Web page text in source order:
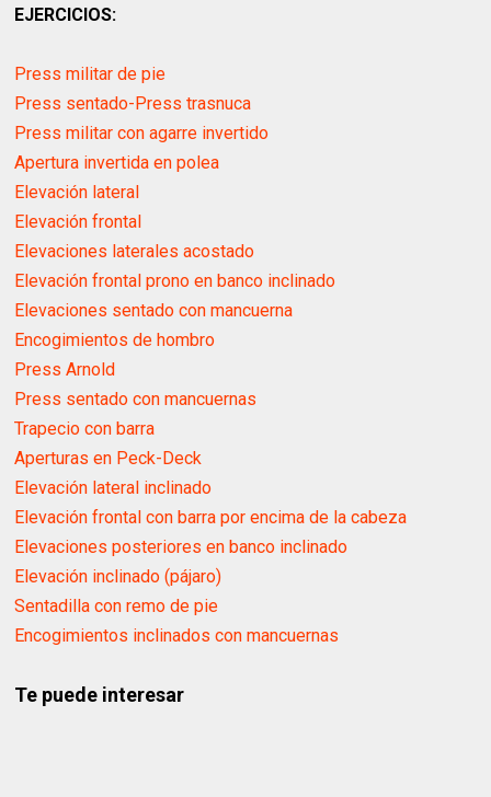
EJERCICIOS:
Press militar de pie
Press sentado-Press trasnuca
Press militar con agarre invertido
Apertura invertida en polea
Elevación lateral
Elevación frontal
Elevaciones laterales acostado
Elevación frontal prono en banco inclinado
Elevaciones sentado con mancuerna
Encogimientos de hombro
Press Arnold
Press sentado con mancuernas
Trapecio con barra
Aperturas en Peck-Deck
Elevación lateral inclinado
Elevación frontal con barra por encima de la cabeza
Elevaciones posteriores en banco inclinado
Elevación inclinado (pájaro)
Sentadilla con remo de pie
Encogimientos inclinados con mancuernas
Te puede interesar